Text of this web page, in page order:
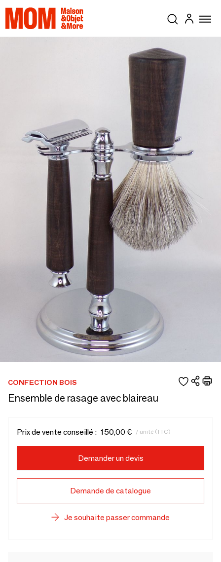
CONFECTION BOIS
Ensemble de rasage avec blaireau
Prix de vente conseillé : 150,00 € / unité (TTC)
Demander un devis
Demande de catalogue
Je souhaite passer commande